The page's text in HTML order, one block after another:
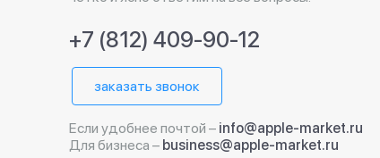
+7 (812) 409-90-12
заказать звонок
Если удобнее почтой – info@apple-market.ru
Для бизнеса – business@apple-market.ru